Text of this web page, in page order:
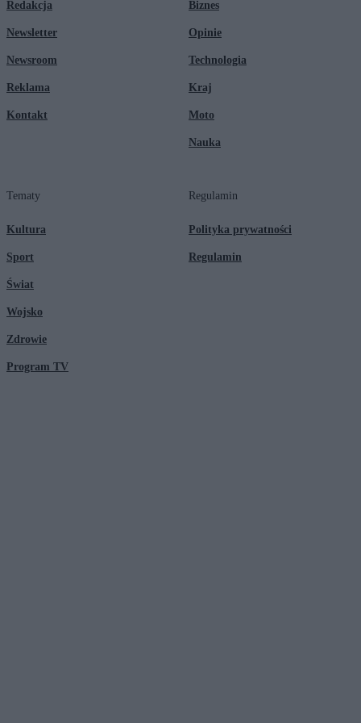
Redakcja
Newsletter
Newsroom
Reklama
Kontakt
Biznes
Opinie
Technologia
Kraj
Moto
Nauka
Tematy
Kultura
Sport
Świat
Wojsko
Zdrowie
Program TV
Regulamin
Polityka prywatności
Regulamin